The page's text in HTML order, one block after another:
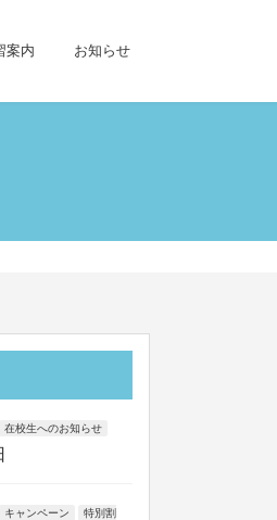
案内 お知らせ
在校生へのお知らせ
キャンペーン
特別割